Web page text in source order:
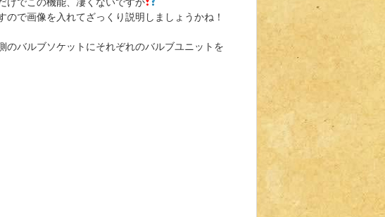
で画像を入れてざっくり説明しましょうかね！
のバルブソケットにそれぞれのバルブユニットを